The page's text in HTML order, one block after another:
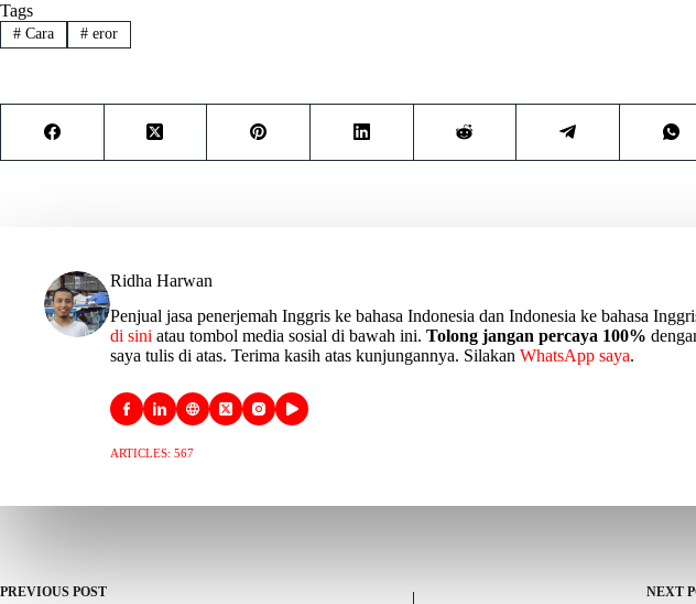
Tags
#Cara #eror
Ridha Harwan
Penjual jasa penerjemah Inggris ke bahasa Indonesia dan Indonesia ke bahasa
di sini atau tombol media sosial di bawah ini. Tolong jangan percaya 100%
saya tulis di atas. Terima kasih atas kunjungannya. Silakan WhatsApp saya.
ARTICLES: 567
PREVIOUS POST NEXT